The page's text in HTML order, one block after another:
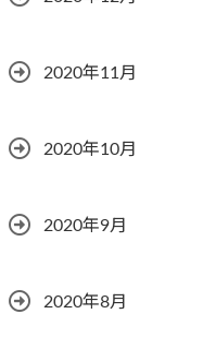
2020年11月
2020年10月
2020年9月
2020年8月